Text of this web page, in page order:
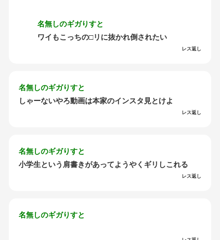
名無しのギガりすと
ワイもこっちの□リに抜かれ倒されたい
レス返し
名無しのギガりすと
しゃーないやろ動画は本家のインスタ見とけよ
レス返し
名無しのギガりすと
小学生という肩書きがあってようやくギリしこれる
レス返し
名無しのギガりすと